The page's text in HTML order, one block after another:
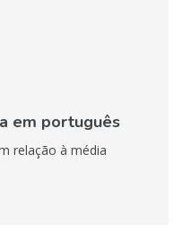
em português
relação à média